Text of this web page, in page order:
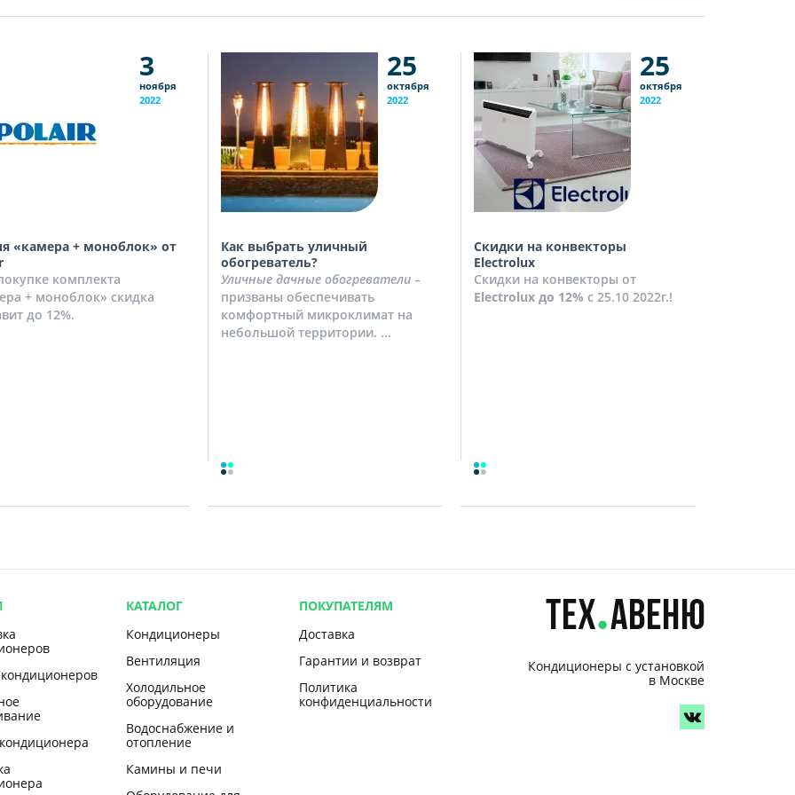
3
ноября
2022
«камера + моноблок» от
комплекта
+ моноблок» скидка
до 12%.
25
октября
2022
Как выбрать уличный
обогреватель?
Уличные дачные обогреватели –
призваны обеспечивать
комфортный микроклимат на
небольшой территории. ...
25
октября
2022
Скидки на конвекторы
Electrolux
Скидки на конвекторы от
Electrolux до 12% с 25.10 2022г.!
КАТАЛОГ
Кондиционеры
Вентиляция
Холодильное
оборудование
Водоснабжение и
отопление
Камины и печи
ПОКУПАТЕЛЯМ
Доставка
Гарантии и возврат
Политика
конфиденциальности
Кондиционеры с установкой
в Москве